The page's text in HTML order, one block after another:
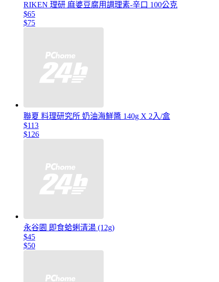
RIKEN 理研 麻婆豆腐用調理素-辛口 100公克
$65
$75
聯夏 料理研究所 奶油海鮮醬 140g X 2入/盒
$113
$126
永谷園 即食蛤蜊清湯 (12g)
$45
$50